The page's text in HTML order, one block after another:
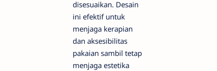
disesuaikan. Desain
ini efektif untuk
menjaga kerapian
dan aksesibilitas
pakaian sambil tetap
menjaga estetika